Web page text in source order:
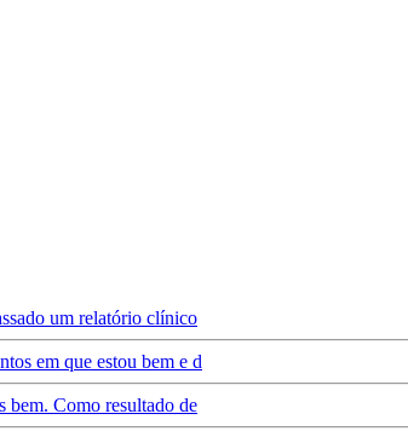
um relatório clínico
em que estou bem e d
bem. Como resultado de